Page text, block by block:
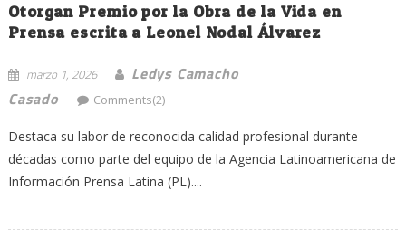
Otorgan Premio por la Obra de la Vida en
Prensa escrita a Leonel Nodal Álvarez
marzo 1, 2026
Ledys Camacho
Casado
Comments(2)
Destaca su labor de reconocida calidad profesional durante
décadas como parte del equipo de la Agencia Latinoamericana de
Información Prensa Latina (PL)....